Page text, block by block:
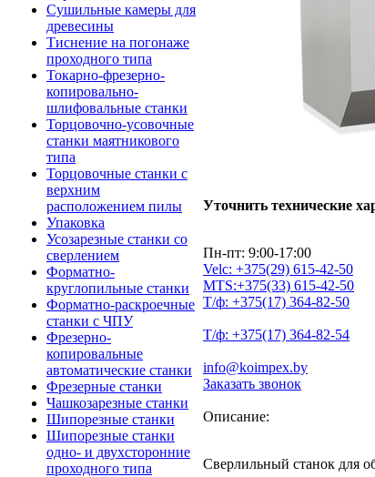
Сушильные камеры для
древесины
Тиснение на погонаже
проходного типа
Токарно-фрезерно-
копировально-
шлифовальные станки
Торцовочно-усовочные
станки маятникового
типа
Торцовочные станки с
верхним
расположением пилы
Упаковка
Усозарезные станки со
сверлением
Форматно-
круглопильные станки
Форматно-раскроечные
станки с ЧПУ
Фрезерно-
копировальные
автоматические станки
Фрезерные станки
Чашкозарезные станки
Шипорезные станки
Шипорезные станки
одно- и двухсторонние
проходного типа
Уточнить технические
Пн-пт: 9:00-17:00
Velc: +375(29) 615-42-50
MTS:+375(33) 615-42-50
Т/ф: +375(17) 364-82-50
Т/ф: +375(17) 364-82-54
info@koimpex.by
Заказать звонок
Описание:
Сверлильный станок для